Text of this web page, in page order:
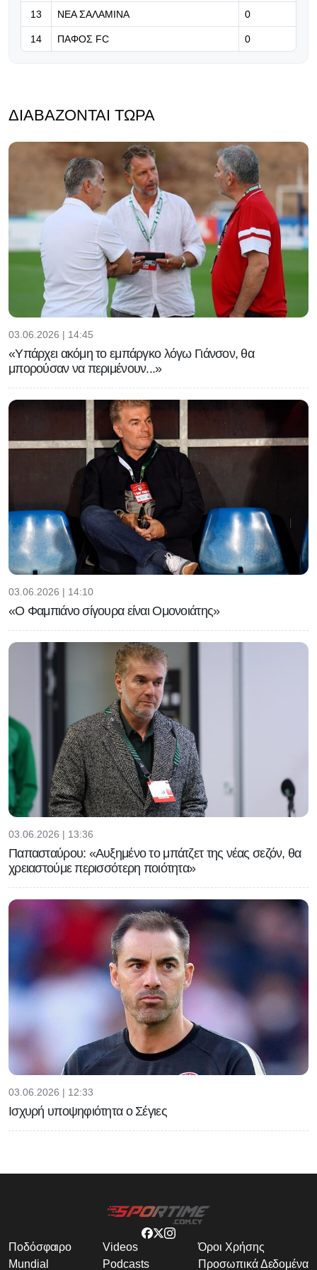
13 ΝΕΑ ΣΑΛΑΜΙΝΑ 0
14 ΠΑΦΟΣ FC 0
ΔΙΑΒΆΖΟΝΤΑΙ ΤΏΡΑ
03.06.2026 | 14:45
«Υπάρχει ακόμη το εμπάργκο λόγω Γιάνσον, θα
μπορούσαν να περιμένουν...»
03.06.2026 | 14:10
«Ο Φαμπιάνο σίγουρα είναι Ομονοιάτης»
03.06.2026 | 13:36
Παπασταύρου: «Αυξημένο το μπάτζετ της νέας σεζόν, θα
χρειαστούμε περισσότερη ποιότητα»
03.06.2026 | 12:33
Ισχυρή υποψηφιότητα ο Σέγιες
Ποδόσφαιρο
Mundial
Videos
Podcasts
Όροι Χρήσης
Προσωπικά Δεδομένα